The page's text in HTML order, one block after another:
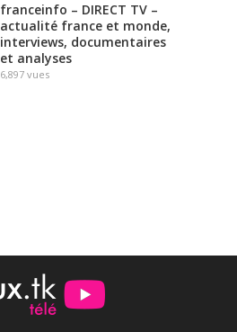
franceinfo – DIRECT TV –
actualité france et monde,
interviews, documentaires
et analyses
6,897 vues